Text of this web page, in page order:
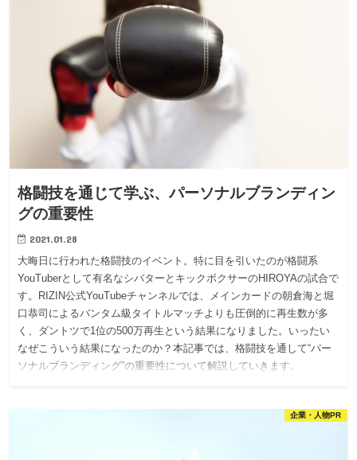
格闘技を通じて学ぶ、パーソナルブランディン
グの重要性
2021.01.28
大晦日に行われた格闘技のイベント。特に目を引いたのが格闘系
YouTuberとして有名なシバターとキックボクサーのHIROYAの試合で
す。RIZIN公式YouTubeチャンネルでは、メインカードの朝倉海と堀
口恭司によるバンタム級タイトルマッチよりも圧倒的に再生数が多
く、ダントツで1位の500万再生という結果になりました。いったい
なぜこういう結果になったのか？本記事では、格闘技を通して“パー
ソナルブランディング”の重要性について解説していきます。
企業・人物PR